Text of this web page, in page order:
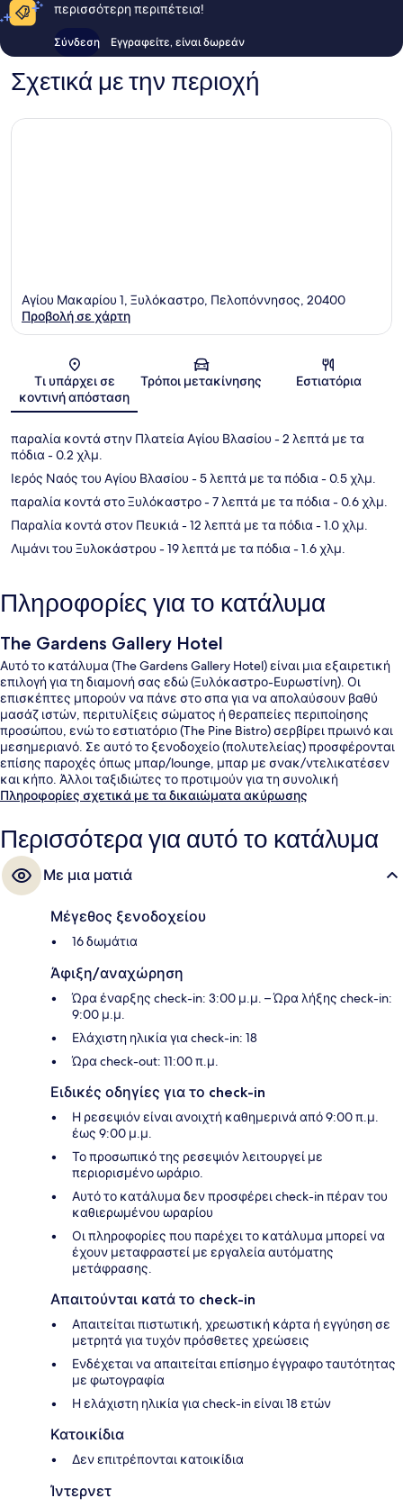
περισσότερη περιπέτεια!
Σύνδεση Εγγραφείτε, είναι δωρεάν
Σχετικά με την περιοχή
Χάρτης
Αγίου Μακαρίου 1, Ξυλόκαστρο, Πελοπόννησος, 20400
Προβολή σε χάρτη
Τι υπάρχει σε
κοντινή απόσταση
Τρόποι μετακίνησης Εστιατόρια
παραλία κοντά στην Πλατεία Αγίου Βλασίου - 2 λεπτά με τα
πόδια- 0.2 χλμ.
Ιερός Ναός του Αγίου Βλασίου - 5 λεπτά με τα πόδια- 0.5 χλμ.
παραλία κοντά στο Ξυλόκαστρο- 7 λεπτά με τα πόδια- 0.6 χλμ.
Παραλία κοντά στον Πευκιά- 12 λεπτά με τα πόδια- 1.0 χλμ.
Λιμάνι του Ξυλοκάστρου - 19 λεπτά με τα πόδια- 1.6 χλμ.
Πληροφορίες για το κατάλυμα
The Gardens Gallery Hotel
Αυτό το κατάλυμα (The Gardens Gallery Hotel) είναι μια εξαιρετική
επιλογή για τη διαμονή σας εδώ (Ξυλόκαστρο-Ευρωστίνη). Οι
επισκέπτες μπορούν να πάνε στο σπα για να απολαύσουν βαθύ
μασάζ ιστών, περιτυλίξεις σώματος ή θεραπείες περιποίησης
προσώπου, ενώ το εστιατόριο (The Pine Bistro) σερβίρει πρωινό και
μεσημεριανό. Σε αυτό το ξενοδοχείο (πολυτελείας) προσφέρονται
επίσης παροχές όπως μπαρ/lounge, μπαρ με σνακ/ντελικατέσεν
και κήπο. Άλλοι ταξιδιώτες το προτιμούν για τη συνολική
κατάσταση του καταλύματος.
Πληροφορίες σχετικά με τα δικαιώματα ακύρωσης
Περισσότερα για αυτό το κατάλυμα
Με μια ματιά
Μέγεθος ξενοδοχείου
16 δωμάτια
Άφιξη/αναχώρηση
Ώρα έναρξης check-in: 3:00 μ.μ. – Ώρα λήξης check-in:
9:00 μ.μ.
Ελάχιστη ηλικία για check-in: 18
Ώρα check-out: 11:00 π.μ.
Ειδικές οδηγίες για το check-in
Η ρεσεψιόν είναι ανοιχτή καθημερινά από 9:00 π.μ.
έως 9:00 μ.μ.
Το προσωπικό της ρεσεψιόν λειτουργεί με
περιορισμένο ωράριο.
Αυτό το κατάλυμα δεν προσφέρει check-in πέραν του
καθιερωμένου ωραρίου
Οι πληροφορίες που παρέχει το κατάλυμα μπορεί να
έχουν μεταφραστεί με εργαλεία αυτόματης
μετάφρασης.
Απαιτούνται κατά το check-in
Απαιτείται πιστωτική, χρεωστική κάρτα ή εγγύηση σε
μετρητά για τυχόν πρόσθετες χρεώσεις
Ενδέχεται να απαιτείται επίσημο έγγραφο ταυτότητας
με φωτογραφία
Η ελάχιστη ηλικία για check-in είναι 18 ετών
Κατοικίδια
Δεν επιτρέπονται κατοικίδια
Ίντερνετ